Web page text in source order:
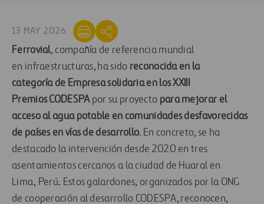
13 MAY 2026
Ferrovial, compañía de referencia mundial
en infraestructuras, ha sido reconocida en la
categoría de Empresa solidariaen losXXIII
PremiosCODESPA por su proyecto para mejorar el
acceso al agua potable en comunidades desfavorecidas
de países en vías de desarrollo. En concreto, se ha
destacado la intervención desde 2020 en tres
asentamientos cercanos a la ciudad de Huaral en
Lima, Perú. Estos galardones, organizados por la ONG
de cooperación al desarrollo CODESPA, reconocen,